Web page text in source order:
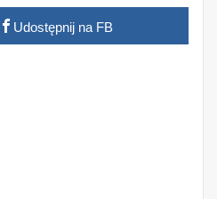
Udostępnij na FB